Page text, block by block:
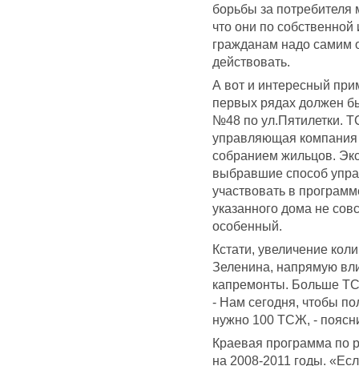
борьбы за потребителя
что они по
гражданам надо самим
действовать.
А вот и интересный
первых рядах должен
№48 по ул.Пятилетки.
управляющая
собранием жильцов.
выбравшие способ
участвовать в
указанного дома не
особенный.
Кстати, увеличение
Зеленина, напрямую
капремонты. Больше
- Нам сегодня, чтобы
нужно 100 ТСЖ, -
Краевая программа по
на 2008-2011 годы.